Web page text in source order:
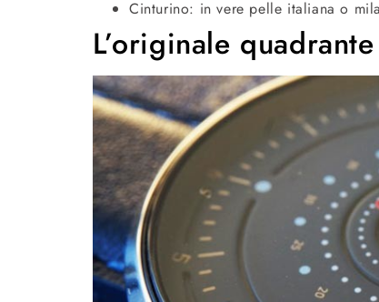
Cinturino: in vere pelle italiana o
L’originale